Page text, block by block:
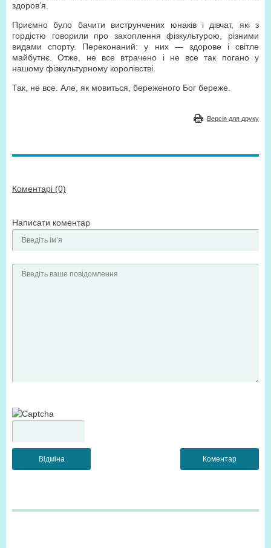
здоров’я.
Приємно було бачити виструнчених юнаків і дівчат, які з
гордістю говорили про захоплення фізкультурою, різними
видами спорту. Переконаний: у них — здорове і світле
майбутнє. Отже, не все втрачено і не все так погано у
нашому фізкультурному королівстві.
Так, не все. Але, як мовиться, береженого Бог береже.
Версія для друку
Коментарі (0)
Написати коментар